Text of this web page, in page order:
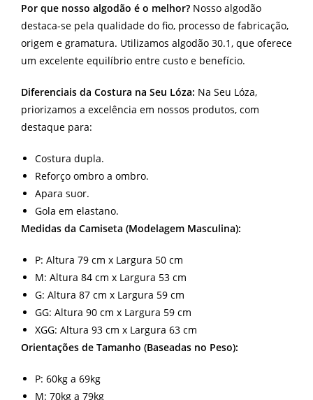
Por que nosso algodão é o melhor? Nosso algodão
destaca-se pela qualidade do fio, processo de fabricação,
origem e gramatura. Utilizamos algodão 30.1, que oferece
um excelente equilíbrio entre custo e benefício.
Diferenciais da Costura na Seu Lóza: Na Seu Lóza,
priorizamos a excelência em nossos produtos, com
destaque para:
Costura dupla.
Reforço ombro a ombro.
Apara suor.
Gola em elastano.
Medidas da Camiseta (Modelagem Masculina):
P: Altura 79 cm x Largura 50 cm
M: Altura 84 cm x Largura 53 cm
G: Altura 87 cm x Largura 59 cm
GG: Altura 90 cm x Largura 59 cm
XGG: Altura 93 cm x Largura 63 cm
Orientações de Tamanho (Baseadas no Peso):
P: 60kg a 69kg
M: 70kg a 79kg